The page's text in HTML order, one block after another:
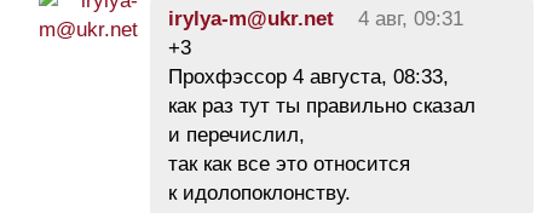
irylya-m@ukr.net
4 авг, 09:31
+3
Прохфэссор 4 августа, 08:33,
как раз тут ты правильно сказал
и перечислил,
так как все это относится
к идолопоклонству.